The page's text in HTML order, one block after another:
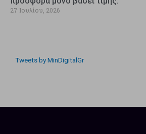
27 Ιουλίου, 2026
Tweets by MinDigitalGr